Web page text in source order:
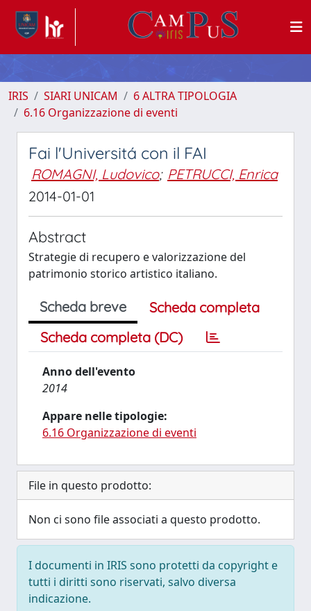
IRIS SIARI UNICAM
6 ALTRA TIPOLOGIA
6.16 Organizzazione di eventi
Fai l'Universitá con il FAI
ROMAGNI, Ludovico; PETRUCCI, Enrica
2014-01-01
Abstract
Strategie di recupero e valorizzazione del
patrimonio storico artistico italiano.
Scheda breve
Scheda completa
Scheda completa (DC)
Anno dell'evento
2014
Appare nelle tipologie:
6.16 Organizzazione di eventi
File in questo prodotto:
Non ci sono file associati a questo prodotto.
I documenti in IRIS sono protetti da copyright e
tutti i diritti sono riservati, salvo diversa
indicazione.